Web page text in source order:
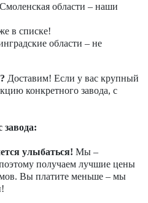
области – наши
в списке!
области – не
Доставим! Если у вас крупный
конкретного завода, с
завода:
улыбаться! Мы –
получаем лучшие цены
Вы платите меньше – мы